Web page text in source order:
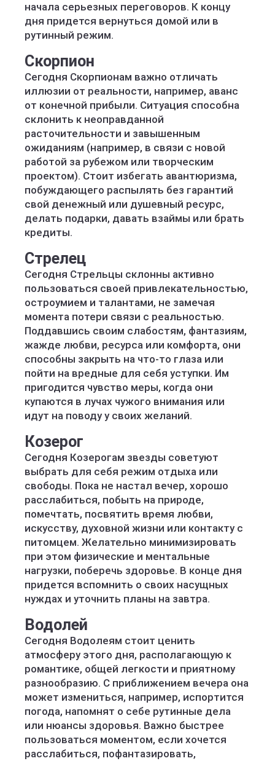
начала серьезных переговоров. К концу
дня придется вернуться домой или в
рутинный режим.
Скорпион
Сегодня Скорпионам важно отличать
иллюзии от реальности, например, аванс
от конечной прибыли. Ситуация способна
склонить к неоправданной
расточительности и завышенным
ожиданиям (например, в связи с новой
работой за рубежом или творческим
проектом). Стоит избегать авантюризма,
побуждающего распылять без гарантий
свой денежный или душевный ресурс,
делать подарки, давать взаймы или брать
кредиты.
Стрелец
Сегодня Стрельцы склонны активно
пользоваться своей привлекательностью,
остроумием и талантами, не замечая
момента потери связи с реальностью.
Поддавшись своим слабостям, фантазиям,
жажде любви, ресурса или комфорта, они
способны закрыть на что-то глаза или
пойти на вредные для себя уступки. Им
пригодится чувство меры, когда они
купаются в лучах чужого внимания или
идут на поводу у своих желаний.
Козерог
Сегодня Козерогам звезды советуют
выбрать для себя режим отдыха или
свободы. Пока не настал вечер, хорошо
расслабиться, побыть на природе,
помечтать, посвятить время любви,
искусству, духовной жизни или контакту с
питомцем. Желательно минимизировать
при этом физические и ментальные
нагрузки, поберечь здоровье. В конце дня
придется вспомнить о своих насущных
нуждах и уточнить планы на завтра.
Водолей
Сегодня Водолеям стоит ценить
атмосферу этого дня, располагающую к
романтике, общей легкости и приятному
разнообразию. С приближением вечера она
может измениться, например, испортится
погода, напомнят о себе рутинные дела
или нюансы здоровья. Важно быстрее
пользоваться моментом, если хочется
расслабиться, пофантазировать,